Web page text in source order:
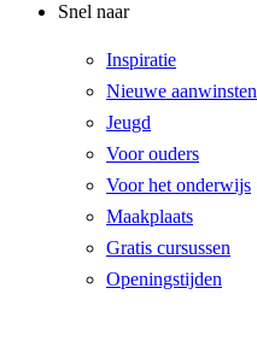
Snel naar
Inspiratie
Nieuwe aanwinsten
Jeugd
Voor ouders
Voor het onderwijs
Maakplaats
Gratis cursussen
Openingstijden